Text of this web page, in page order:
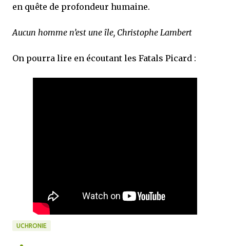
en quête de profondeur humaine.
Aucun homme n’est une île, Christophe Lambert
On pourra lire en écoutant les Fatals Picard :
UCHRONIE